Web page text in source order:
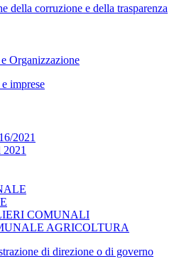
della corruzione e della trasparenza
Organizzazione
imprese
2021
COMUNALI
AGRICOLTURA
di direzione o di governo